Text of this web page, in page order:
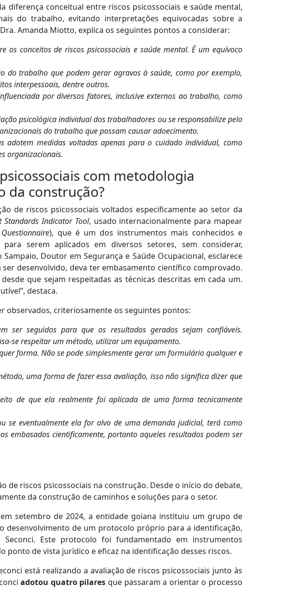
conceitual entre riscos psicossociais e saúde mental,
do trabalho, evitando interpretações equivocadas sobre a
Amanda Miotto, explica os seguintes pontos a considerar:
conceitos de riscos psicossociais e saúde mental. É um equívoco
do trabalho que podem gerar agravos à saúde, como por exemplo,
interpessoais, dentre outros.
por diversos fatores, inclusive externos ao trabalho, como
psicológica individual dos trabalhadores ou se responsabilize pelo
do trabalho que possam causar adoecimento.
adotem medidas voltadas apenas para o cuidado individual, como
organizacionais.
com metodologia
da construção?
de riscos psicossociais voltados especificamente ao setor da
Standards Indicator Tool, usado internacionalmente para mapear
), que é um dos instrumentos mais conhecidos e
serem aplicados em diversos setores, sem considerar,
Doutor em Segurança e Saúde Ocupacional, esclarece
desenvolvido, deva ter embasamento científico comprovado.
que sejam respeitadas as técnicas descritas em cada um.
destaca.
observados, criteriosamente os seguintes pontos:
seguidos para que os resultados gerados sejam confiáveis.
se respeitar um método, utilizar um equipamento.
forma. Não se pode simplesmente gerar um formulário qualquer e
uma forma de fazer essa avaliação, isso não significa dizer que
de que ela realmente foi aplicada de uma forma tecnicamente
eventualmente ela for alvo de uma demanda judicial, terá como
embasados cientificamente, portanto aqueles resultados podem ser
de riscos psicossociais na construção. Desde o início do debate,
da construção de caminhos e soluções para o setor.
setembro de 2024, a entidade goiana instituiu um grupo de
desenvolvimento de um protocolo próprio para a identificação,
Este protocolo foi fundamentado em instrumentos
de vista jurídico e eficaz na identificação desses riscos.
está realizando a avaliação de riscos psicossociais junto às
adotou quatro pilares que passaram a orientar o processo